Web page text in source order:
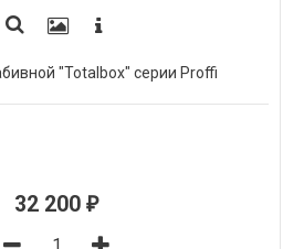
"Totalbox" серии Proffi
32 200 ₽